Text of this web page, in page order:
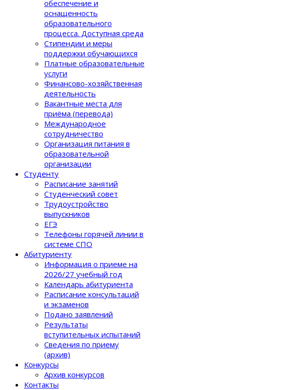
обеспечение и
оснащенность
образовательного
процеcса. Доступная среда
Стипендии и меры
поддержки обучающихся
Платные образовательные
услуги
Финансово-хозяйственная
деятельность
Вакантные места для
приёма (перевода)
Международное
сотрудничество
Организация питания в
образовательной
организации
Студенту
Расписание занятий
Студенческий совет
Трудоустройство
выпускников
ЕГЭ
Телефоны горячей линии в
системе СПО
Абитуриенту
Информация о приеме на
2026/27 учебный год
Календарь абитуриента
Расписание консультаций
и экзаменов
Подано заявлений
Результаты
вступительных испытаний
Сведения по приему
(архив)
Конкурсы
Архив конкурсов
Контакты